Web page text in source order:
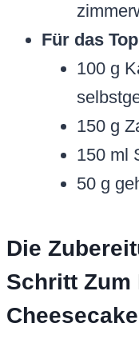
Für das
100 g
150 g
150 ml
50 g
Die
Schritt Zum
Cheesecake